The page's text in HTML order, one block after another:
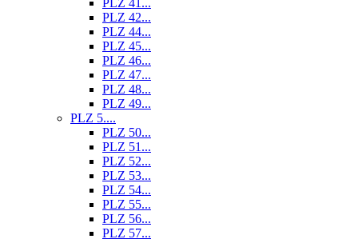
PLZ 41...
PLZ 42...
PLZ 44...
PLZ 45...
PLZ 46...
PLZ 47...
PLZ 48...
PLZ 49...
PLZ 5....
PLZ 50...
PLZ 51...
PLZ 52...
PLZ 53...
PLZ 54...
PLZ 55...
PLZ 56...
PLZ 57...